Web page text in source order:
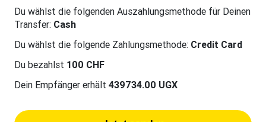
Du wählst die folgenden Auszahlungsmethode für Deinen
Transfer: Cash
Du wählst die folgende Zahlungsmethode: Credit Card
Du bezahlst 100 CHF
Dein Empfänger erhält 439734.00 UGX